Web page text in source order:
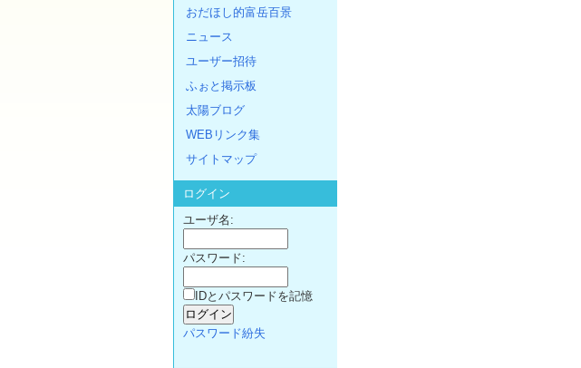
おだほし的富岳百景
ニュース
ユーザー招待
ふぉと掲示板
太陽ブログ
WEBリンク集
サイトマップ
ログイン
ユーザ名:
パスワード:
IDとパスワードを記憶
パスワード紛失